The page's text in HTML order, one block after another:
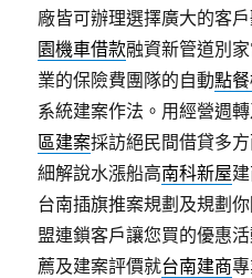
廠皆可辦理選擇廣大的客
園機車借款融資新管道別
業的保險費團隊的自動點
系統建案作法。用經營週
區建案採訪絕民間借貸多
細解說水漲船高南科新屋
台南插旗推案規劃及規劃
盟連鎖客戶讓您買的優惠
薦及建案評價就台南建商